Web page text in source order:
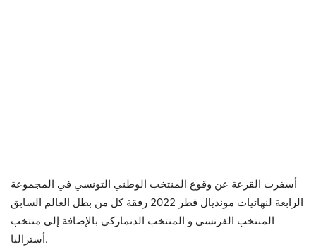
أسفرت القرعة عن وقوع المنتخب الوطني التونسي في المجموعة
الرابعة لنهائيات مونديال قطر 2022 رفقة كل من بطل العالم السابق
المنتخب الفرنسي و المنتخب الدنماركي بالإضافة إلى منتخب
أستراليا.